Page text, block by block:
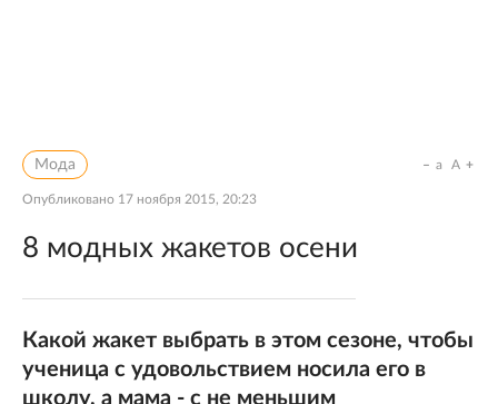
Мода
Опубликовано 17 ноября 2015, 20:23
a A
8 модных жакетов осени
Какой жакет выбрать в этом сезоне, чтобы
ученица с удовольствием носила его в
школу, а мама - с не меньшим